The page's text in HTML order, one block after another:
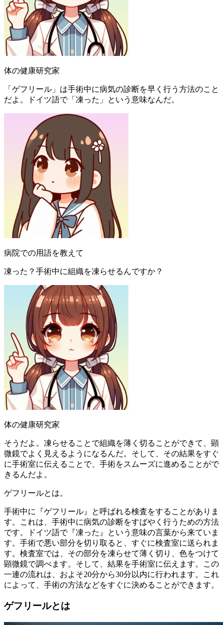
体の健康研究家
「ゲフリール」は手術中に病気の診断を早く行う方法のこと
だよ。ドイツ語で「凍った」という意味なんだ。
病院での用語を教えて
凍った？手術中に組織を凍らせるんですか？
体の健康研究家
そうだよ。凍らせることで組織を薄く切ることができて、顕
微鏡でよく見えるようになるんだ。そして、その結果をすぐ
に手術室に伝えることで、手術をスムーズに進めることがで
きるんだよ。
ゲフリールとは。
手術中に『ゲフリール』と呼ばれる検査をすることがありま
す。これは、手術中に病気の診断をすばやく行うための方法
です。ドイツ語で『凍った』という意味の言葉から来ていま
す。手術で悪い部分を切り取ると、すぐに検査室に送られま
す。検査室では、その部分を凍らせて薄く切り、色をつけて
顕微鏡で調べます。そして、結果を手術室に伝えます。この
一連の流れは、およそ20分から30分以内に行われます。これ
によって、手術の方法などをすぐに決めることができます。
ゲフリールとは